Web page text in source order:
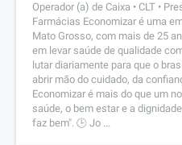
Operador (a) de Caixa • CLT •
Farmácias Economizar é uma
Mato Grosso, com mais de 25
em levar saúde de qualidade
lutar diariamente para que o
abrir mão do cuidado, da
Economizar é mais do que um
saúde, o bem estar e a
faz bem". 🕒 Jo ...